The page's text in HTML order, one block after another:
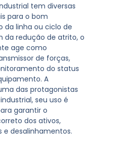
tem diversas
para o bom
da linha ou ciclo de
da redução de atrito, o
age como
de forças,
do status
A
das protagonistas
seu uso é
garantir o
dos ativos,
e desalinhamentos.